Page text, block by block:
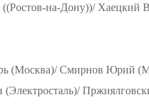
((Ростов-на-Дону))/ Хаецкий
(Москва)/ Смирнов Юрий
(Электросталь)/